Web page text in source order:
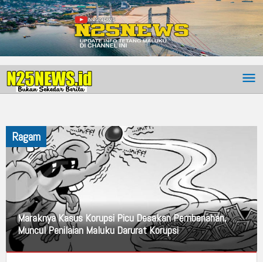
Maraknya Kasus Korupsi Picu Desakan Pembenahan,
Muncul Penilaian Maluku Darurat Korupsi
Ragam